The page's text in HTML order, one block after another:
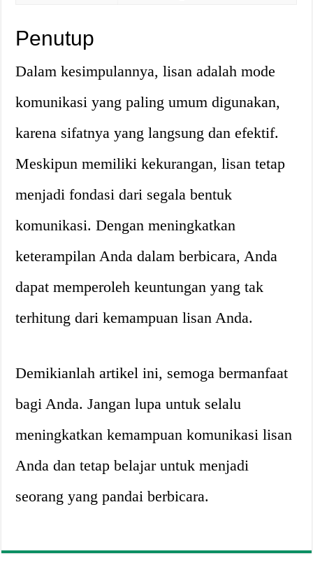
Penutup
Dalam kesimpulannya, lisan adalah mode
komunikasi yang paling umum digunakan,
karena sifatnya yang langsung dan efektif.
Meskipun memiliki kekurangan, lisan tetap
menjadi fondasi dari segala bentuk
komunikasi. Dengan meningkatkan
keterampilan Anda dalam berbicara, Anda
dapat memperoleh keuntungan yang tak
terhitung dari kemampuan lisan Anda.
Demikianlah artikel ini, semoga bermanfaat
bagi Anda. Jangan lupa untuk selalu
meningkatkan kemampuan komunikasi lisan
Anda dan tetap belajar untuk menjadi
seorang yang pandai berbicara.